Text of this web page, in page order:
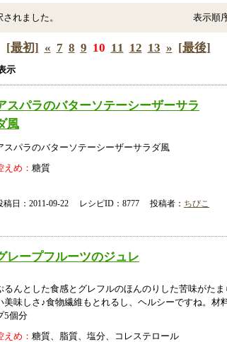
れました。 表示順
[最初] « 7 8 9 10 11 12 13 » [最後]
示
スパラのバターソテーシーザーサラ
風
スパラのバターソテーシーザーサラダ風
えめ： 糖質
稿日：2011-09-22 レシピID：8777 投稿者： ちびこ
レープフルーツのジュレ
るんとした食感とグレフルのほんのりした苦味がたま
美味しさ♪食物繊維もとれるし、ヘルシーですね。材
5個分
えめ： 糖質、脂質、塩分、コレステロール